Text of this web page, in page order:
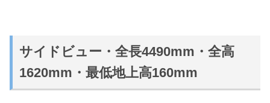
サイドビュー・全長4490mm・全高
1620mm・最低地上高160mm